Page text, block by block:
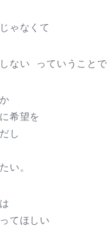
ゃなくて
ない っていうことで
希望を
し
い。
てほしい